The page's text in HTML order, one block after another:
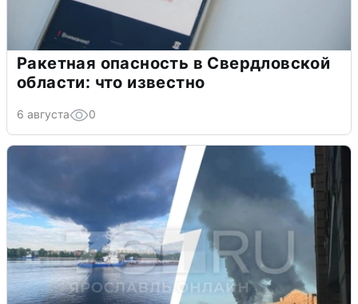
Ракетная опасность в Свердловской
области: что известно
6 августа 0